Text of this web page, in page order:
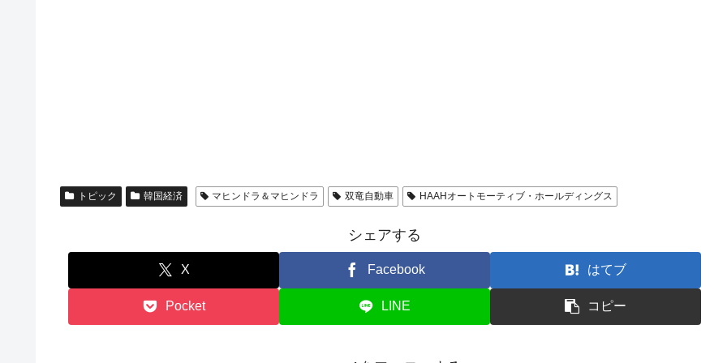
トピック 韓国経済 マヒンドラ＆マヒンドラ 双竜自動車 HAAHオートモーティブ・ホールディングス
シェアする
X Facebook はてブ
Pocket LINE コピー